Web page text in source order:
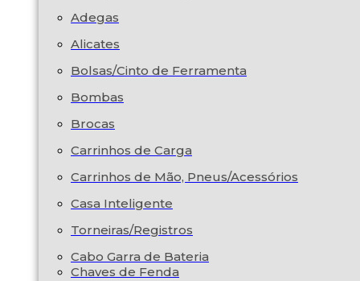
Adegas
Alicates
Bolsas/Cinto de Ferramenta
Bombas
Brocas
Carrinhos de Carga
Carrinhos de Mão, Pneus/Acessórios
Casa Inteligente
Torneiras/Registros
Cabo Garra de Bateria
Chaves de Fenda